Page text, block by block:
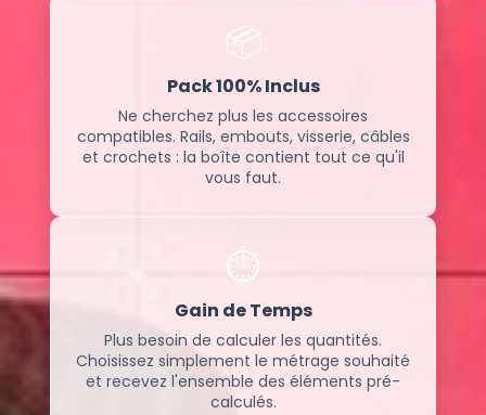
📦
Pack 100% Inclus
Ne cherchez plus les accessoires
compatibles. Rails, embouts, visserie, câbles
et crochets : la boîte contient tout ce qu'il
vous faut.
⏱️
Gain de Temps
Plus besoin de calculer les quantités.
Choisissez simplement le métrage souhaité
et recevez l'ensemble des éléments pré-
calculés.